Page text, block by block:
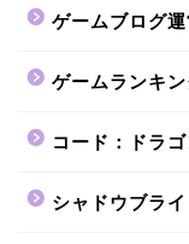
ゲームブログ運
ゲームランキ
コード：ドラ
シャドウブライ